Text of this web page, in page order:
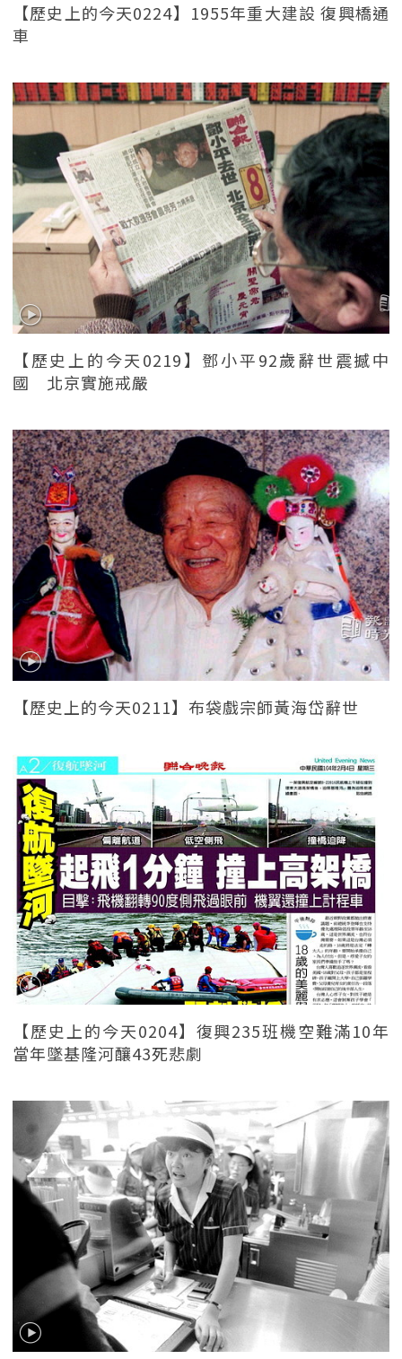
【歷史上的今天0224】1955年重大建設 復興橋通
車
【歷史上的今天0219】鄧小平92歲辭世震撼中
國 北京實施戒嚴
【歷史上的今天0211】布袋戲宗師黃海岱辭世
【歷史上的今天0204】復興235班機空難滿10年
當年墜基隆河釀43死悲劇